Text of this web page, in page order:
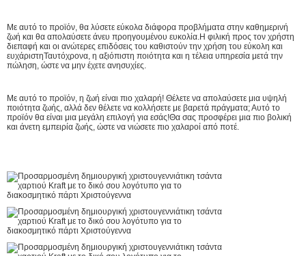
Με αυτό το προϊόν, θα λύσετε εύκολα διάφορα προβλήματα στην καθημερινή
ζωή και θα απολαύσετε άνευ προηγουμένου ευκολία.Η φιλική προς τον χρήστη
διεπαφή και οι ανώτερες επιδόσεις του καθιστούν την χρήση του εύκολη και
ευχάριστηΤαυτόχρονα, η αξιόπιστη ποιότητα και η τέλεια υπηρεσία μετά την
πώληση, ώστε να μην έχετε ανησυχίες.
Με αυτό το προϊόν, η ζωή είναι πιο χαλαρή! Θέλετε να απολαύσετε μια υψηλή
ποιότητα ζωής, αλλά δεν θέλετε να κολλήσετε με βαρετά πράγματα; Αυτό το
προϊόν θα είναι μια μεγάλη επιλογή για εσάς!Θα σας προσφέρει μια πιο βολική
και άνετη εμπειρία ζωής, ώστε να νιώσετε πιο χαλαροί από ποτέ.